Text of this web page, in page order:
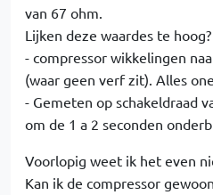
van 67 ohm.
Lijken deze waardes te hoog?
- compressor wikkelingen
(waar geen verf zit). Alles
- Gemeten op schakeldraad
om de 1 a 2 seconden
Voorlopig weet ik het even
Kan ik de compressor